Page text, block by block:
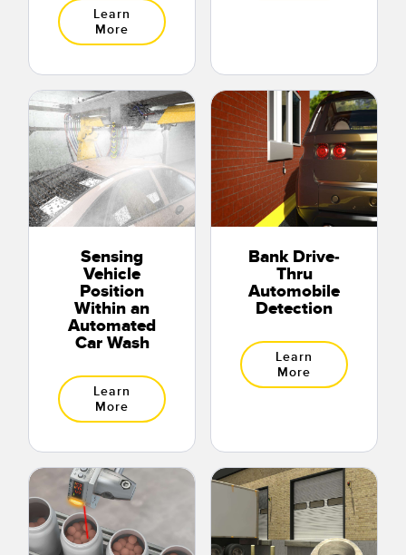
Learn
More
Sensing
Vehicle
Position
Within an
Automated
Car Wash
Learn
More
Bank Drive-
Thru
Automobile
Detection
Learn
More